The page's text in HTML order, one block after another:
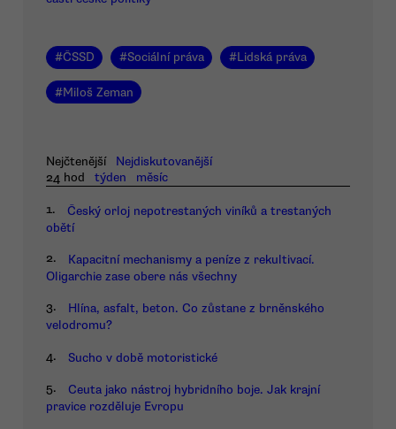
#ČSSD #Sociální práva #Lidská práva
#Miloš Zeman
Nejčtenější
Nejdiskutovanější
24 hod
týden měsíc
1.
Český orloj nepotrestaných viníků a trestaných
obětí
2.
Kapacitní mechanismy a peníze z rekultivací.
Oligarchie zase obere nás všechny
3.
Hlína, asfalt, beton. Co zůstane z brněnského
velodromu?
4. Sucho v době motoristické
5.
Ceuta jako nástroj hybridního boje. Jak krajní
pravice rozděluje Evropu